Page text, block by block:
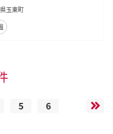
ッケージ---gkt_lcl_734_90h--
玉東町
5 6